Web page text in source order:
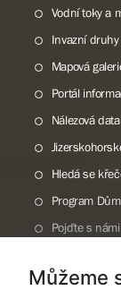
Vodní toky a
Invazní druhy
Mapová
Portál
Nálezová
Hledá se
Program
Pojďte s
Rok CHKO
Můžeme